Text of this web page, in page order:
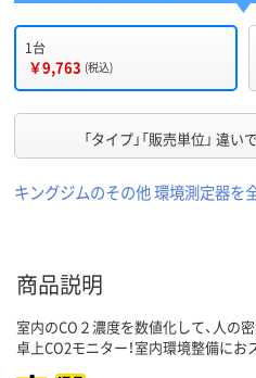
1台
￥9,763 (税込)
「タイプ」「販売単位」 違い
キングジムのその他 環境測定器を
商品説明
室内のCO２濃度を数値化して、人の
卓上CO2モニター！室内環境整備にお